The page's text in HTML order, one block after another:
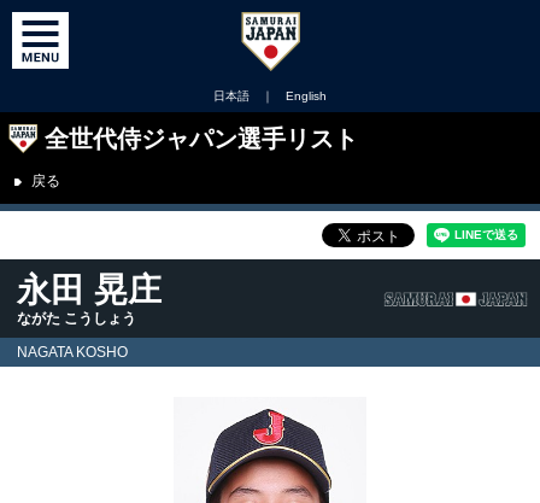
日本語 ｜ English
全世代侍ジャパン選手リスト
戻る
永田 晃庄
ながた こうしょう
NAGATA KOSHO